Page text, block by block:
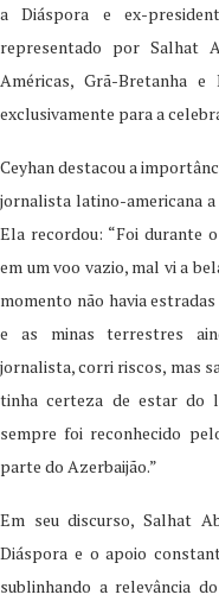
a Diáspora e ex-
representado por Salhat
Américas, Grã-Bretanha
exclusivamente para a
Ceyhan destacou a
jornalista latino-americana
Ela recordou: “Foi durante
em um voo vazio, mal vi a
momento não havia
e as minas terrestres
jornalista, corri riscos, mas
tinha certeza de estar do
sempre foi reconhecido
parte do Azerbaijão.”
Em seu discurso, Salhat
Diáspora e o apoio
sublinhando a relevância